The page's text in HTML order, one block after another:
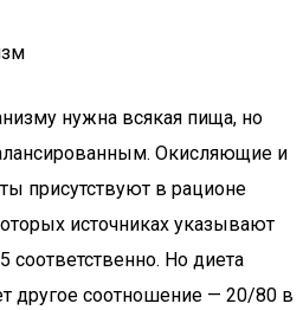
нужна всякая пища, но
Окисляющие и
присутствуют в рационе
источниках указывают
Но диета
другое соотношение — 20/80 в